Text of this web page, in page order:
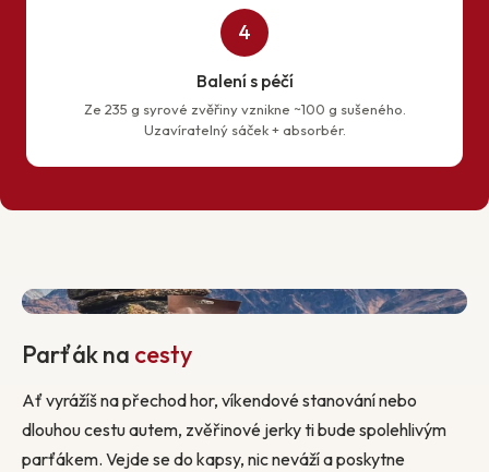
4
Balení s péčí
Ze 235 g syrové zvěřiny vznikne ~100 g sušeného.
Uzavíratelný sáček + absorbér.
Parťák na cesty
Ať vyrážíš na přechod hor, víkendové stanování nebo
dlouhou cestu autem, zvěřinové jerky ti bude spolehlivým
parťákem. Vejde se do kapsy, nic neváží a poskytne